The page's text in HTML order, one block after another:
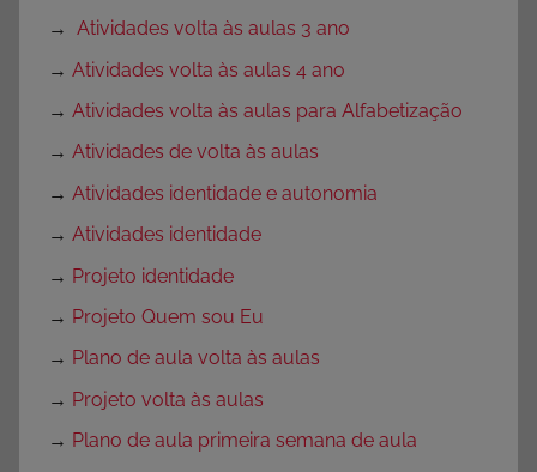
→ Atividades volta às aulas 3 ano
→ Atividades volta às aulas 4 ano
→ Atividades volta às aulas para Alfabetização
→ Atividades de volta às aulas
→ Atividades identidade e autonomia
→ Atividades identidade
→ Projeto identidade
→ Projeto Quem sou Eu
→ Plano de aula volta às aulas
→ Projeto volta às aulas
→ Plano de aula primeira semana de aula